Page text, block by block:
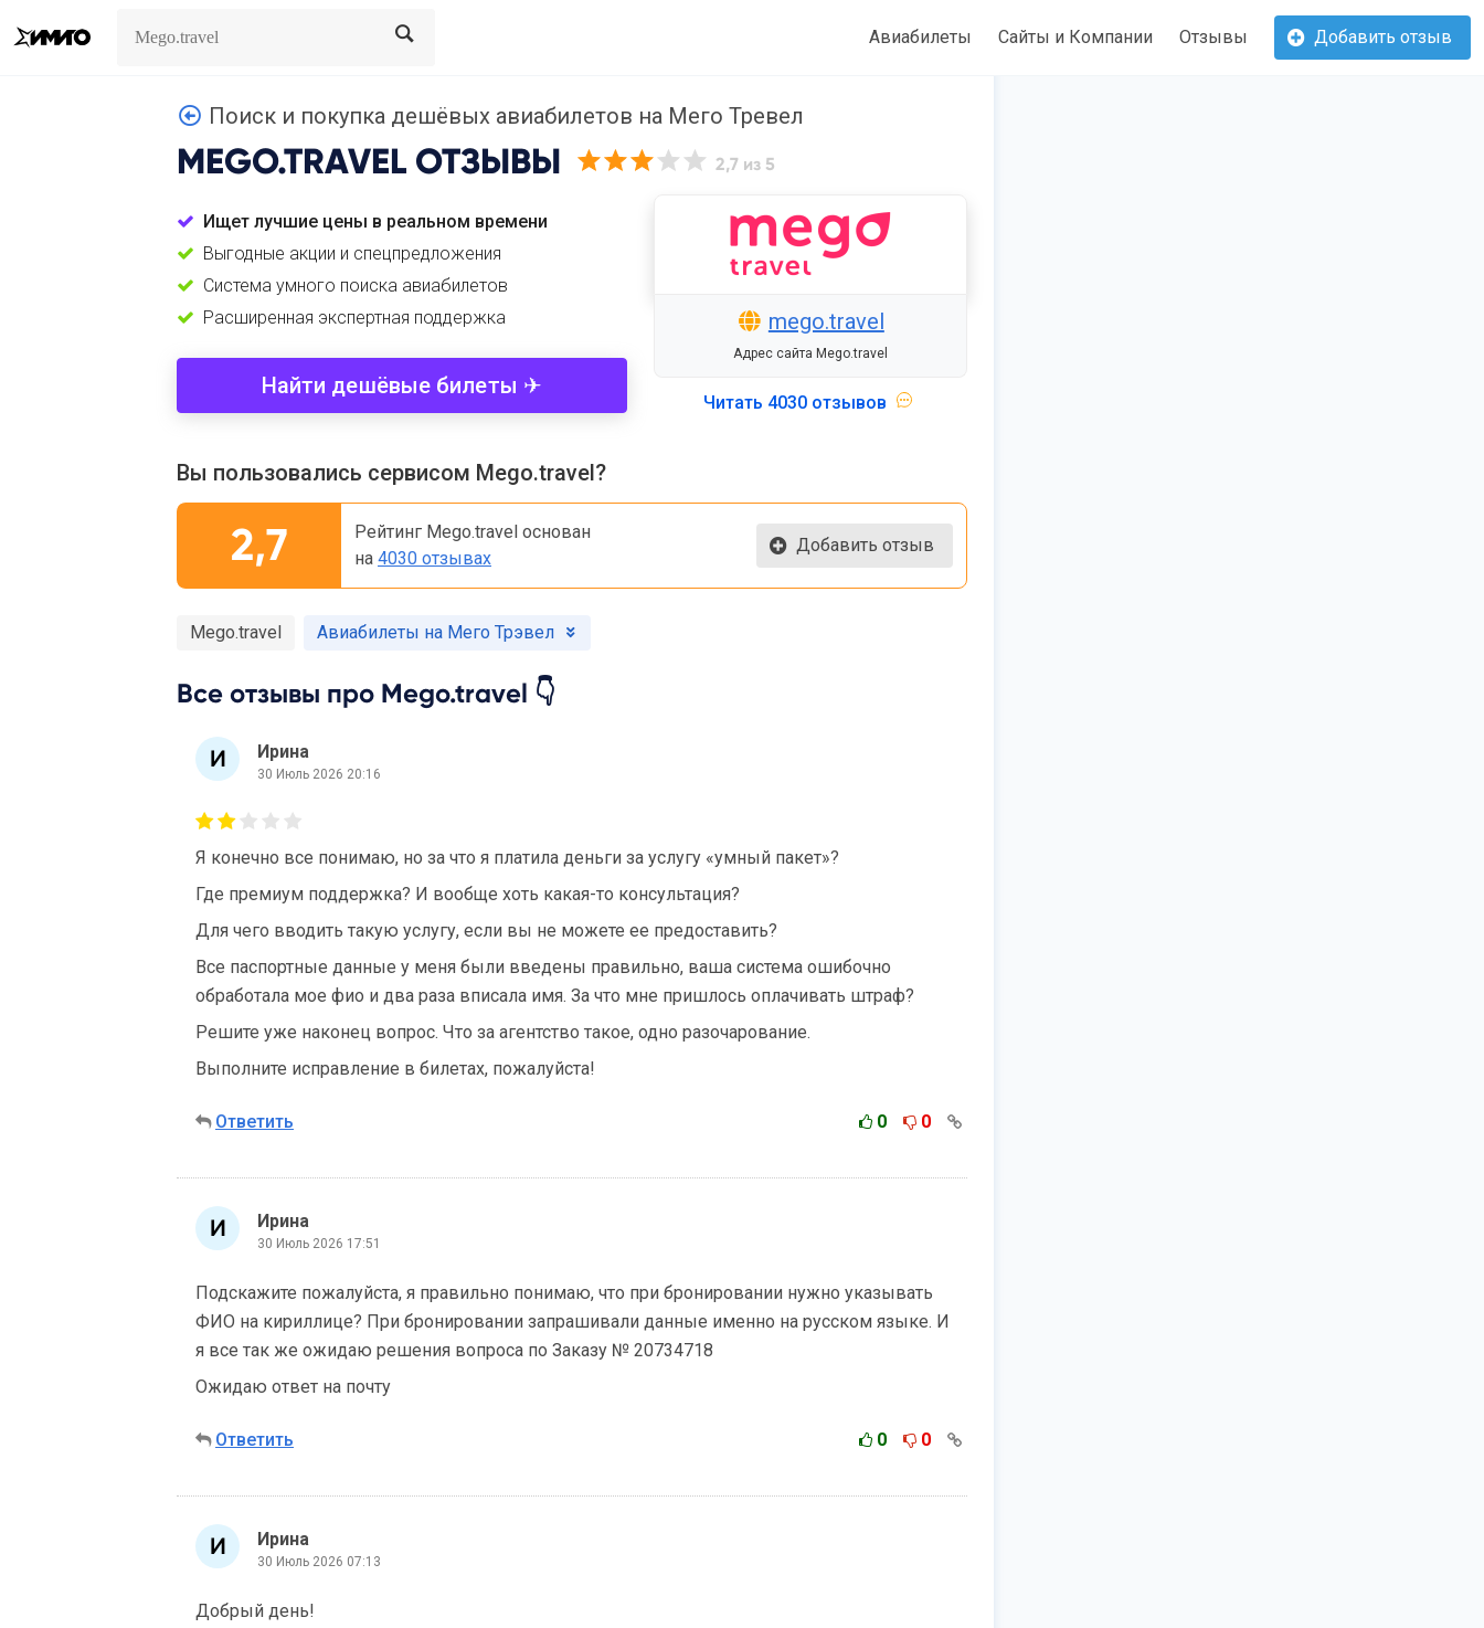
Search Авиабилеты Сайты и Компании Отзывы Добавить отзыв
Поиск и покупка дешёвых авиабилетов на Мего Тревел
MEGO.TRAVEL ОТЗЫВЫ 2,7 из 5
Ищет лучшие цены в реальном времени
Выгодные акции и спецпредложения
Cистема умного поиска авиабилетов
Расширенная экспертная поддержка
Найти дешёвые билеты ✈
mego.travel
Адрес сайта Mego.travel
Читать 4030 отзывов
Вы пользовались сервисом Mego.travel?
2,7
Рейтинг Mego.travel основан
на 4030 отзывах
Добавить отзыв
Mego.travel Авиабилеты на Мего Трэвел
Все отзывы про Mego.travel 👇
Ирина
30 Июль 2026 20:16
Я конечно все понимаю, но за что я платила деньги за услугу «умный пакет»?
Где премиум поддержка? И вообще хоть какая-то консультация?
Для чего вводить такую услугу, если вы не можете ее предоставить?
Все паспортные данные у меня были введены правильно, ваша система ошибочно
обработала мое фио и два раза вписала имя. За что мне пришлось оплачивать штраф?
Решите уже наконец вопрос. Что за агентство такое, одно разочарование.
Выполните исправление в билетах, пожалуйста!
Ответить 0 0
Ирина
30 Июль 2026 17:51
Подскажите пожалуйста, я правильно понимаю, что при бронировании нужно указывать
ФИО на кириллице? При бронировании запрашивали данные именно на русском языке. И
я все так же ожидаю решения вопроса по Заказу № 20734718
Ожидаю ответ на почту
Ответить 0 0
Ирина
30 Июль 2026 07:13
Добрый день!